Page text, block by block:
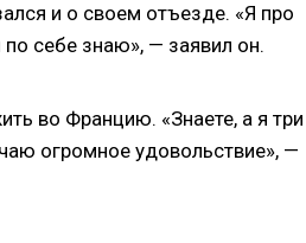
и о своем отъезде. «Я про
себе знаю», — заявил он.
во Францию. «Знаете, а я три
огромное удовольствие», —